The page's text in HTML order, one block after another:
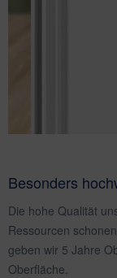
Besonders
Die hohe Qualität
Ressourcen
geben wir 5 Jahre
Oberfläche.